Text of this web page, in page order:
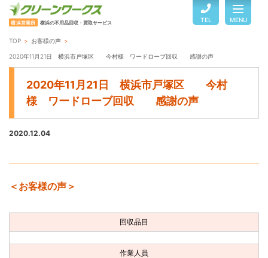
横浜営業所 横浜の不用品回収・買取サービス TEL MENU
TOP
サービスのご案内
お客様の声
TOP お客様の声
2020年11月21日 横浜市戸塚区 今村様 ワードローブ回収 感謝の声
2020年11月21日 横浜市戸塚区 今村
様 ワードローブ回収 感謝の声
2020.12.04
＜お客様の声＞
回収品目
作業人員